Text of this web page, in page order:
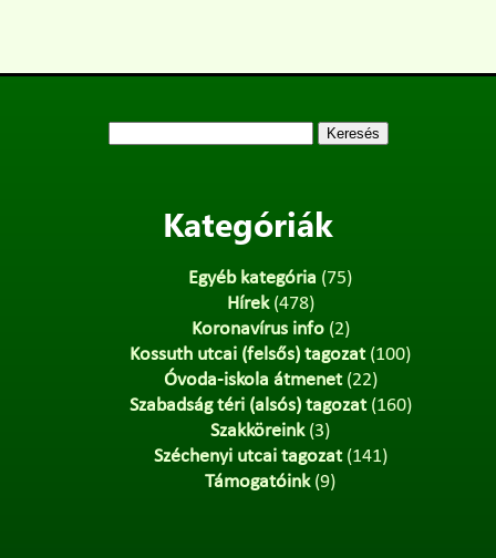
Kategóriák
Egyéb kategória (75)
Hírek(478)
Koronavírus info(2)
Kossuth utcai (felsős) tagozat(100)
Óvoda-iskola átmenet(22)
Szabadság téri (alsós) tagozat(160)
Szakköreink(3)
Széchenyi utcai tagozat(141)
Támogatóink(9)